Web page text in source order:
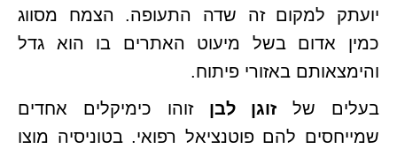
יועתק למקום זה שדה התעופה. הצמח מסווג
כמין אדום בשל מיעוט האתרים בו הוא גדל
והימצאותם באזורי פיתוח.
בעלים של זוגן לבן זוהו כימיקלים אחדים
שמייחסים להם פוטנציאל רפואי. בטוניסיה מוצו